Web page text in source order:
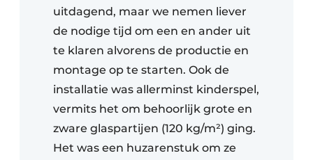
uitdagend, maar we nemen liever
de nodige tijd om een en ander uit
te klaren alvorens de productie en
montage op te starten. Ook de
installatie was allerminst kinderspel,
vermits het om behoorlijk grote en
zware glaspartijen (120 kg/m²) ging.
Het was een huzarenstuk om ze